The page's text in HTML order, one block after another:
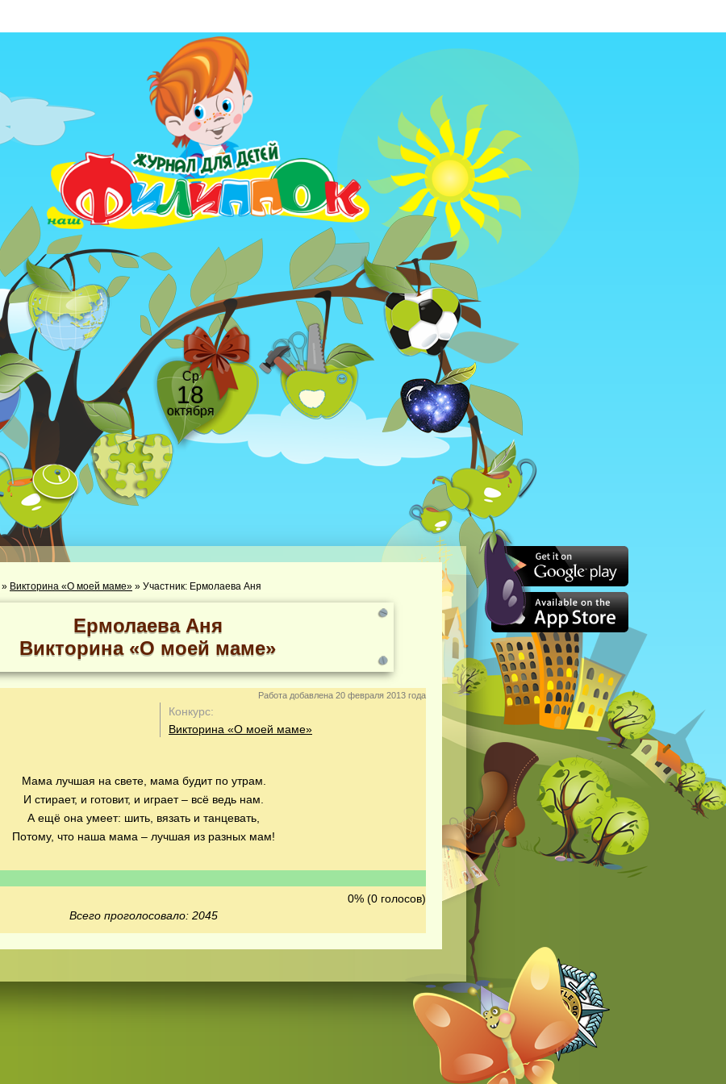
Ср
18
октября
» Викторина «О моей маме» » Участник: Ермолаева Аня
Ермолаева Аня
Викторина «О моей маме»
Работа добавлена 20 февраля 2013 года
Конкурс:
Викторина «О моей маме»
Мама лучшая на свете, мама будит по утрам.
И стирает, и готовит, и играет – всё ведь нам.
А ещё она умеет: шить, вязать и танцевать,
Потому, что наша мама – лучшая из разных мам!
0% (0 голосов)
Всего проголосовало: 2045